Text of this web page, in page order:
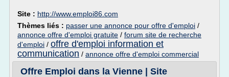
Site : http://www.emploi86.com
Thèmes liés : passer une annonce pour offre d'emploi /
annonce offre d'emploi gratuite / forum site de recherche
d'emploi / offre d'emploi information et
communication / annonce offre d'emploi commercial
Offre Emploi dans la Vienne | Site